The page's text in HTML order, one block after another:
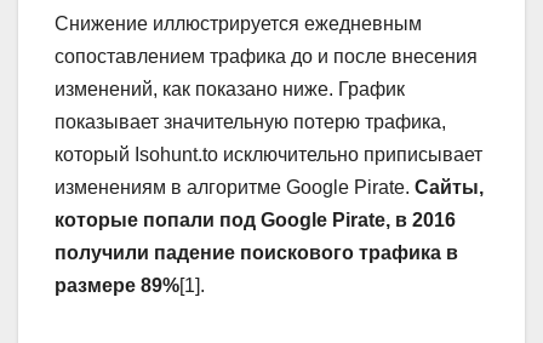
Снижение иллюстрируется ежедневным
сопоставлением трафика до и после внесения
изменений, как показано ниже. График
показывает значительную потерю трафика,
который Isohunt.to исключительно приписывает
изменениям в алгоритме Google Pirate. Сайты,
которые попали под Google Pirate, в 2016
получили падение поискового трафика в
размере 89%[1].